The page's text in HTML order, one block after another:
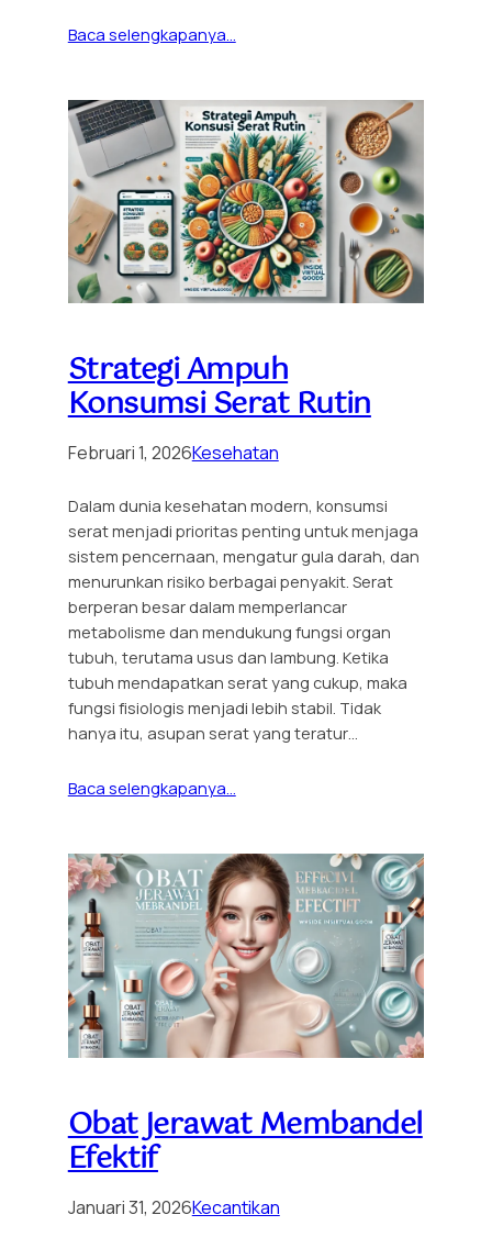
Baca selengkapanya…
Strategi Ampuh
Konsumsi Serat Rutin
Februari 1, 2026Kesehatan
Dalam dunia kesehatan modern, konsumsi
serat menjadi prioritas penting untuk menjaga
sistem pencernaan, mengatur gula darah, dan
menurunkan risiko berbagai penyakit. Serat
berperan besar dalam memperlancar
metabolisme dan mendukung fungsi organ
tubuh, terutama usus dan lambung. Ketika
tubuh mendapatkan serat yang cukup, maka
fungsi fisiologis menjadi lebih stabil. Tidak
hanya itu, asupan serat yang teratur…
Baca selengkapanya…
Obat Jerawat Membandel
Efektif
Januari 31, 2026Kecantikan